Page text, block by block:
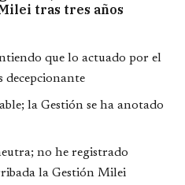
tras tres años
que lo actuado por el
decepcionante
la Gestión se ha anotado
no he registrado
la Gestión Milei